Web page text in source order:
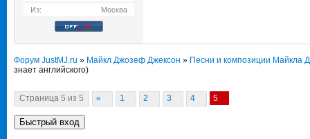
Из:
Москва
Форум JustMJ.ru » Майкл Джозеф Джексон » Песни и композиции Майкла
знает английского)
Страница 5 из 5 « 1 2 3 4 5